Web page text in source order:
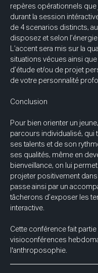
repères opérationnels
durant la session
de 4 scenarios distincts,
disposez et selon
L’accent sera mis sur la
situations vécues ainsi
d’étude et/ou de projet
de votre personnalité
Conclusion
Pour bien orienter un
parcours individualisé, qui
ses talents et de son
ses qualités, même en
bienveillance, on lui
projeter positivement dans
passe ainsi par un
tâcherons d’exposer les
interactive.
Cette conférence fait
visioconférences
l'anthroposophie.